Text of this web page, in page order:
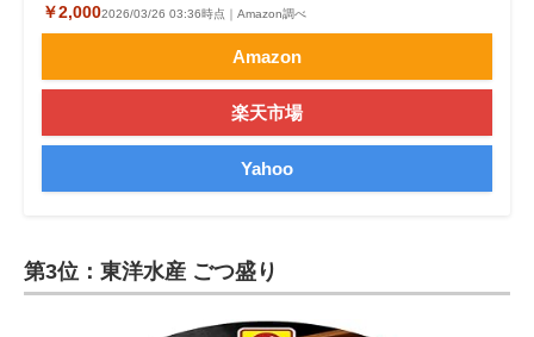
￥2,0002026/03/26 03:36時点｜Amazon調べ
Amazon
楽天市場
Yahoo
第3位：東洋水産 ごつ盛り